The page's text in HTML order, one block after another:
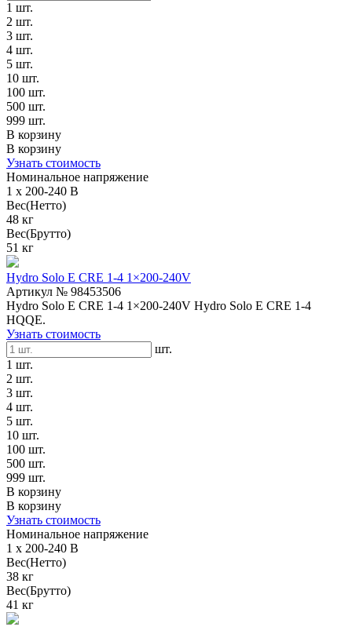
1 шт.
2 шт.
3 шт.
4 шт.
5 шт.
10 шт.
100 шт.
500 шт.
999 шт.
В корзину
В корзину
Узнать стоимость
Номинальное напряжение
1 x 200-240 В
Вес(Нетто)
48 кг
Вес(Брутто)
51 кг
Hydro Solo E CRE 1-4 1×200-240V
Артикул № 98453506
Hydro Solo E CRE 1-4 1×200-240V Hydro Solo E CRE 1-4
HQQE.
Узнать стоимость
шт.
1 шт.
2 шт.
3 шт.
4 шт.
5 шт.
10 шт.
100 шт.
500 шт.
999 шт.
В корзину
В корзину
Узнать стоимость
Номинальное напряжение
1 x 200-240 В
Вес(Нетто)
38 кг
Вес(Брутто)
41 кг